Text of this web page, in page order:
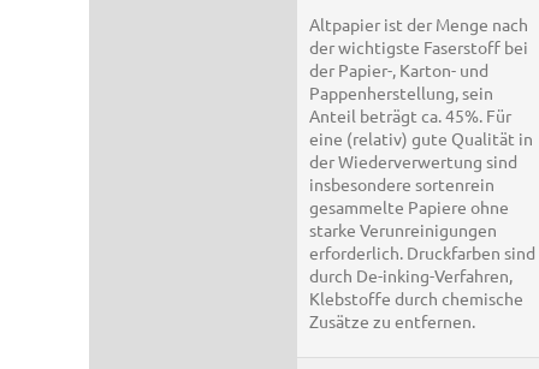
Altpapier ist der Menge nach
der wichtigste Faserstoff bei
der Papier-, Karton- und
Pappenherstellung, sein
Anteil beträgt ca. 45%. Für
eine (relativ) gute Qualität in
der Wiederverwertung sind
insbesondere sortenrein
gesammelte Papiere ohne
starke Verunreinigungen
erforderlich. Druckfarben sind
durch De-inking-Verfahren,
Klebstoffe durch chemische
Zusätze zu entfernen.